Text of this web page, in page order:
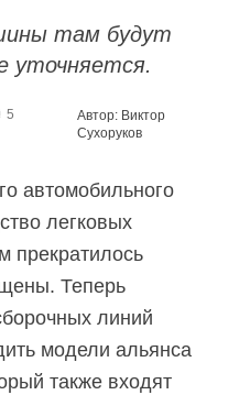
там будут
уточняется.
5
Автор: Виктор
Сухоруков
автомобильного
легковых
прекратилось
Теперь
линий
модели альянса
также входят